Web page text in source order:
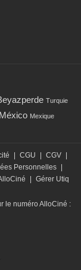
Turquie
Mexique
| CGU | CGV |
Personnelles |
| Gérer Utiq
le numéro AlloCiné :